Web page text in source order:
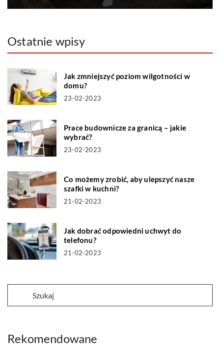
Ostatnie wpisy
Jak zmniejszyć poziom wilgotności w
domu?
23-02-2023
Prace budownicze za granicą – jakie
wybrać?
23-02-2023
Co możemy zrobić, aby ulepszyć nasze
szafki w kuchni?
21-02-2023
Jak dobrać odpowiedni uchwyt do
telefonu?
21-02-2023
Rekomendowane